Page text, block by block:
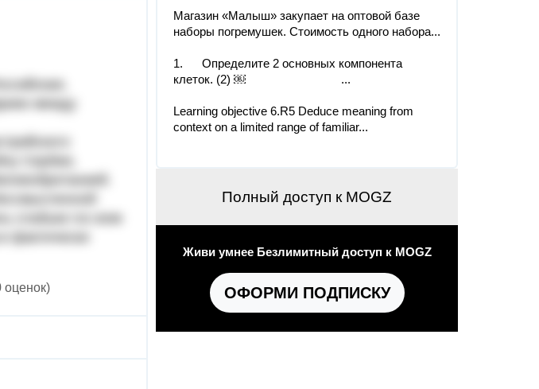
между
оценок)
Магазин «Малыш» закупает на оптовой базе
наборы погремушек. Стоимость одного набора...
1. Определите 2 основных компонента
клеток. (2) ￼ ...
Learning objective 6.R5 Deduce meaning from
context on a limited range of familiar...
Полный доступ к MOGZ
Живи умнее Безлимитный доступ к MOGZ
ОФОРМИ ПОДПИСКУ